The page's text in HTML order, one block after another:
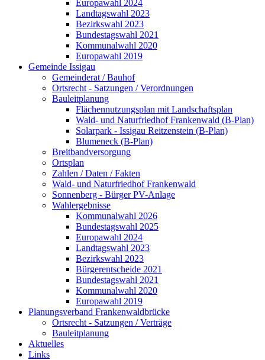
Europawahl 2024
Landtagswahl 2023
Bezirkswahl 2023
Bundestagswahl 2021
Kommunalwahl 2020
Europawahl 2019
Gemeinde Issigau
Gemeinderat / Bauhof
Ortsrecht - Satzungen / Verordnungen
Bauleitplanung
Flächennutzungsplan mit Landschaftsplan
Wald- und Naturfriedhof Frankenwald (B-Plan)
Solarpark - Issigau Reitzenstein (B-Plan)
Blumeneck (B-Plan)
Breitbandversorgung
Ortsplan
Zahlen / Daten / Fakten
Wald- und Naturfriedhof Frankenwald
Sonnenberg - Bürger PV-Anlage
Wahlergebnisse
Kommunalwahl 2026
Bundestagswahl 2025
Europawahl 2024
Landtagswahl 2023
Bezirkswahl 2023
Bürgerentscheide 2021
Bundestagswahl 2021
Kommunalwahl 2020
Europawahl 2019
Planungsverband Frankenwaldbrücke
Ortsrecht - Satzungen / Verträge
Bauleitplanung
Aktuelles
Links